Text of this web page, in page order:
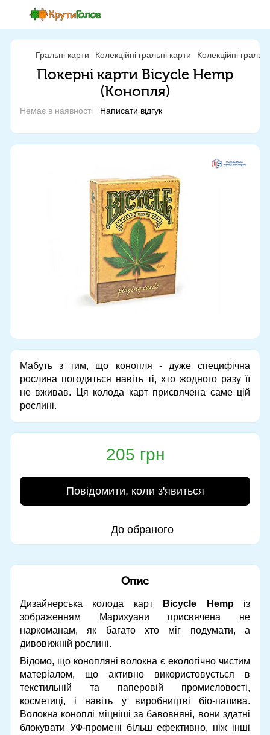
Гральні карти Колекційні гральні карти Колекційні
Покерні карти Bicycle Hemp
(Конопля)
Немає в наявності Написати відгук
Мабуть з тим, що конопля - дуже специфічна
рослина погодяться навіть ті, хто жодного разу її
не вживав. Ця колода карт присвячена саме цій
рослині.
205 грн
Повідомити, коли з'явиться
До обраного
Опис
Дизайнерська колода карт Bicycle Hempіз
зображенням Марихуани присвячена не
наркоманам, як багато хто міг подумати, а
дивовижній рослині.
Відомо, що конопляні волокна є екологічно чистим
матеріалом, що активно використовується в
текстильній та паперовій промисловості,
косметиці, і навіть у виробництві біо-палива.
Волокна коноплі міцніші за бавовняні, вони здатні
блокувати УФ-промені більш ефективно, ніж інші